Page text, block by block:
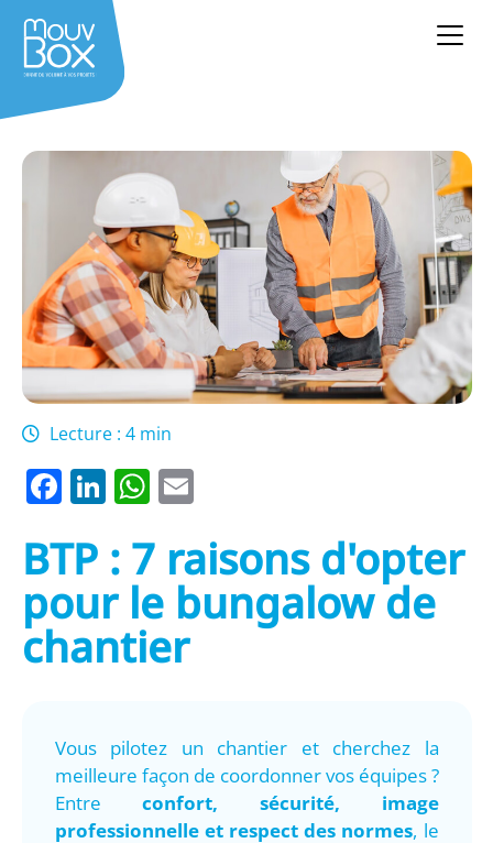
Lecture : 4 min
Facebook
LinkedIn
WhatsApp
Email
BTP : 7 raisons d'opter
pour le bungalow de
chantier
Vous pilotez un chantier et cherchez la
meilleure façon de coordonner vos équipes ?
Entreconfort, sécurité, image
professionnelle et respect des normes, le